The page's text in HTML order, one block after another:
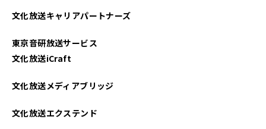
文化放送キャリアパートナーズ
東京音研放送サービス
文化放送iCraft
文化放送メディアブリッジ
文化放送エクステンド